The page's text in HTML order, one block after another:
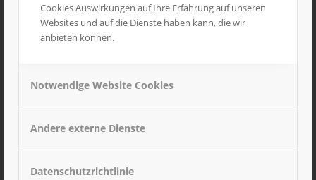
Cookies Auswirkungen auf Ihre Erfahrung auf unseren
Websites und auf die Dienste haben kann, die wir
anbieten können.
Notwendige Website Cookies
Andere externe Dienste
Datenschutzrichtlinie
Angebotsdetails